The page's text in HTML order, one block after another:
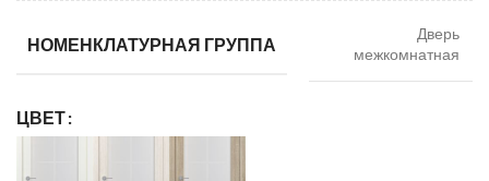
НОМЕНКЛАТУРНАЯ ГРУППА
Дверь
межкомнатная
ЦВЕТ